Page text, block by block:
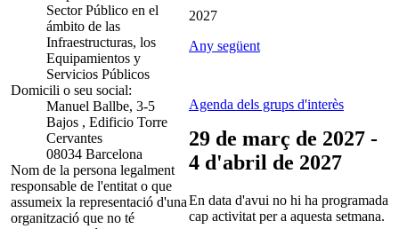
Sector Público en el
ámbito de las
Infraestructuras, los
Equipamientos y
Servicios Públicos
Domicili o seu social:
Manuel Ballbe, 3-5
Bajos , Edificio Torre
Cervantes
08034 Barcelona
Nom de la persona legalment
responsable de l'entitat o que
assumeix la representació d'una
organització que no té
2027
Any següent
Agenda dels grups d'interès
29 de març de 2027 -
4 d'abril de 2027
En data d'avui no hi ha programada
cap activitat per a aquesta setmana.